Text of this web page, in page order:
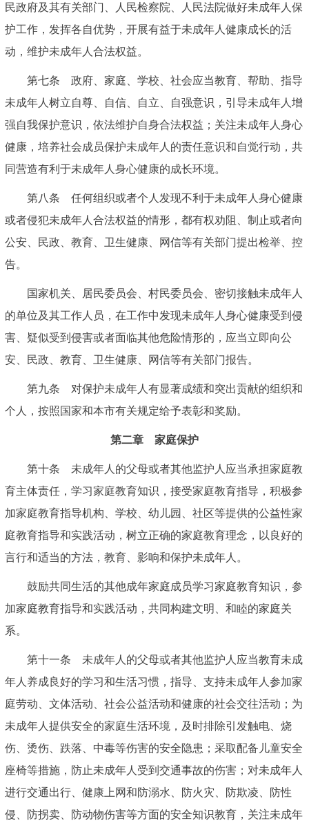
民政府及其有关部门、人民检察院、人民法院做好未成年人保
护工作，发挥各自优势，开展有益于未成年人健康成长的活
动，维护未成年人合法权益。
第七条 政府、家庭、学校、社会应当教育、帮助、指导
未成年人树立自尊、自信、自立、自强意识，引导未成年人增
强自我保护意识，依法维护自身合法权益；关注未成年人身心
健康，培养社会成员保护未成年人的责任意识和自觉行动，共
同营造有利于未成年人身心健康的成长环境。
第八条 任何组织或者个人发现不利于未成年人身心健康
或者侵犯未成年人合法权益的情形，都有权劝阻、制止或者向
公安、民政、教育、卫生健康、网信等有关部门提出检举、控
告。
国家机关、居民委员会、村民委员会、密切接触未成年人
的单位及其工作人员，在工作中发现未成年人身心健康受到侵
害、疑似受到侵害或者面临其他危险情形的，应当立即向公
安、民政、教育、卫生健康、网信等有关部门报告。
第九条 对保护未成年人有显著成绩和突出贡献的组织和
个人，按照国家和本市有关规定给予表彰和奖励。
第二章 家庭保护
第十条 未成年人的父母或者其他监护人应当承担家庭教
育主体责任，学习家庭教育知识，接受家庭教育指导，积极参
加家庭教育指导机构、学校、幼儿园、社区等提供的公益性家
庭教育指导和实践活动，树立正确的家庭教育理念，以良好的
言行和适当的方法，教育、影响和保护未成年人。
鼓励共同生活的其他成年家庭成员学习家庭教育知识，参
加家庭教育指导和实践活动，共同构建文明、和睦的家庭关
系。
第十一条 未成年人的父母或者其他监护人应当教育未成
年人养成良好的学习和生活习惯，指导、支持未成年人参加家
庭劳动、文体活动、社会公益活动和健康的社会交往活动；为
未成年人提供安全的家庭生活环境，及时排除引发触电、烧
伤、烫伤、跌落、中毒等伤害的安全隐患；采取配备儿童安全
座椅等措施，防止未成年人受到交通事故的伤害；对未成年人
进行交通出行、健康上网和防溺水、防火灾、防欺凌、防性
侵、防拐卖、防动物伤害等方面的安全知识教育，关注未成年